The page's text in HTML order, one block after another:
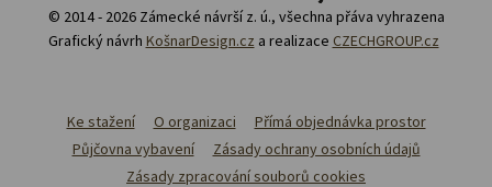
© 2014 - 2026 Zámecké návrší z. ú., všechna přáva vyhrazena
Grafický návrh KošnarDesign.cz a realizace CZECHGROUP.cz
Ke stažení O organizaci
Přímá objednávka prostor
Půjčovna vybavení
Zásady ochrany osobních údajů
Zásady zpracování souborů cookies